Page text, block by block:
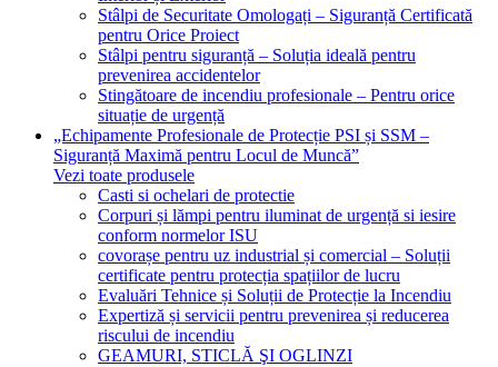
Stâlpi de Securitate Omologați – Siguranță Certificată
pentru Orice Proiect
Stâlpi pentru siguranță – Soluția ideală pentru
prevenirea accidentelor
Stingătoare de incendiu profesionale – Pentru orice
situație de urgență
„Echipamente Profesionale de Protecție PSI și SSM –
Siguranță Maximă pentru Locul de Muncă”
Vezi toate produsele
Casti si ochelari de protectie
Corpuri și lămpi pentru iluminat de urgență si iesire
conform normelor ISU
covorașe pentru uz industrial și comercial – Soluții
certificate pentru protecția spațiilor de lucru
Evaluări Tehnice și Soluții de Protecție la Incendiu
Expertiză și servicii pentru prevenirea și reducerea
riscului de incendiu
GEAMURI, STICLĂ ŞI OGLINZI